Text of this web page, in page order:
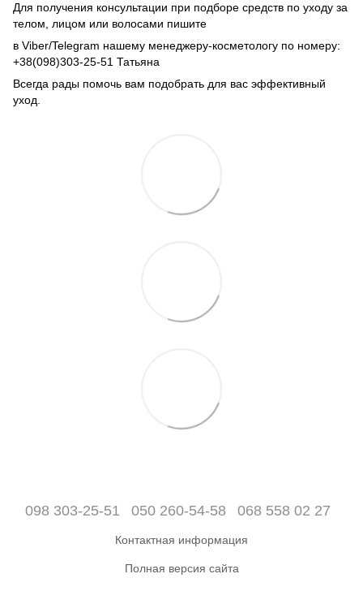
Для получения консультации при подборе средств по уходу за
телом, лицом или волосами пишите
в Viber/Telegram нашему менеджеру-косметологу по номеру:
+38(098)303-25-51 Татьяна
Всегда рады помочь вам подобрать для вас эффективный
уход.
098 303-25-51 050 260-54-58 068 558 02 27
Контактная информация
Полная версия сайта